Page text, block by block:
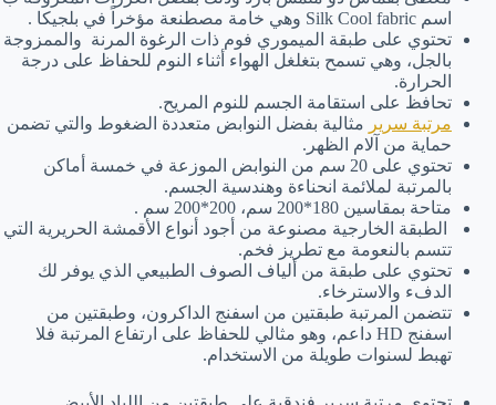
اسم Silk Cool fabric وهي خامة مصطنعة مؤخراً في بلجيكا .
تحتوي على طبقة الميموري فوم ذات الرغوة المرنة والممزوجة
بالجل، وهي تسمح بتغلغل الهواء أثناء النوم للحفاظ على درجة
الحرارة.
تحافظ على استقامة الجسم للنوم المريح.
مرتبة سرير مثالية بفضل النوابض متعددة الضغوط والتي تضمن
حماية من آلام الظهر.
تحتوي على 20 سم من النوابض الموزعة في خمسة أماكن
بالمرتبة لملائمة انحناءة وهندسية الجسم.
متاحة بمقاسين 180*200 سم، 200*200 سم .
الطبقة الخارجية مصنوعة من أجود أنواع الأقمشة الحريرية التي
تتسم بالنعومة مع تطريز فخم.
تحتوي على طبقة من ألياف الصوف الطبيعي الذي يوفر لك
الدفء والاسترخاء.
تتضمن المرتبة طبقتين من اسفنج الداكرون، وطبقتين من
اسفنج HD داعم، وهو مثالي للحفاظ على ارتفاع المرتبة فلا
تهبط لسنوات طويلة من الاستخدام.